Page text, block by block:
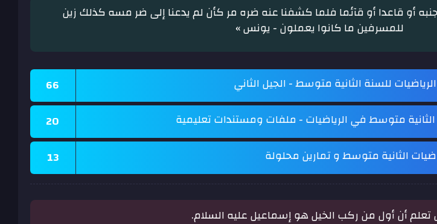
أو قاعدا أو قآئما فلما كشفنا عنه ضره مر كأن لم يدعنا إلى ضر مسه كذلك زين
للمسرفين ما كانوا يعملون - يونس »
للسنة الثانية متوسط - الجيل الثاني
66
متوسط في الرياضيات - ملفات ومستندات تعليمية
20
الثانية متوسط و تمارين محلولة
13
أن أول من ركب الخيل هو إسماعيل عليه السلام.